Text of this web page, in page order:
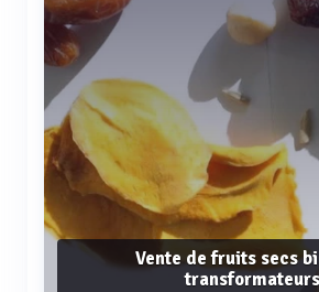
Vente de fruits secs
transformateurs